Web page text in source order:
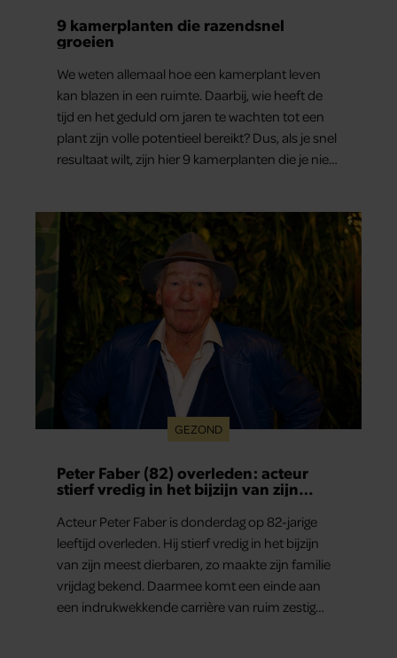
9 kamerplanten die razendsnel
groeien
We weten allemaal hoe een kamerplant leven
kan blazen in een ruimte. Daarbij, wie heeft de
tijd en het geduld om jaren te wachten tot een
plant zijn volle potentieel bereikt? Dus, als je snel
resultaat wilt, zijn hier 9 kamerplanten die je niet
GEZOND
Peter Faber (82) overleden: acteur
stierf vredig in het bijzijn van zijn
Acteur Peter Faber is donderdag op 82-jarige
leeftijd overleden. Hij stierf vredig in het bijzijn
van zijn meest dierbaren, zo maakte zijn familie
vrijdag bekend. Daarmee komt een einde aan
een indrukwekkende carrière van ruim zestig